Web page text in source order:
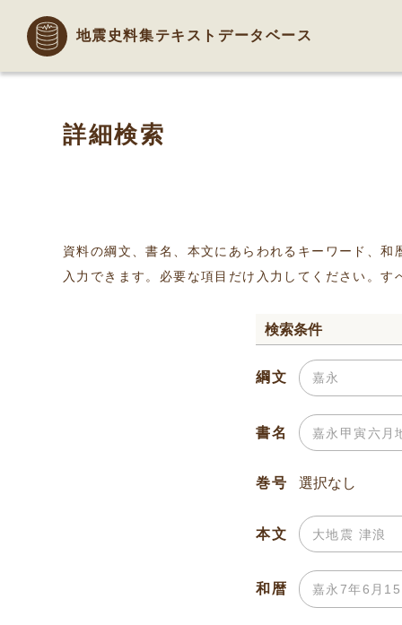
地震史料集テキストデータベース
詳細検索
資料の綱文、書名、本文にあらわれるキーワード、
入力できます。必要な項目だけ入力してください。
検索条件
綱文
書名
巻号
本文
和暦